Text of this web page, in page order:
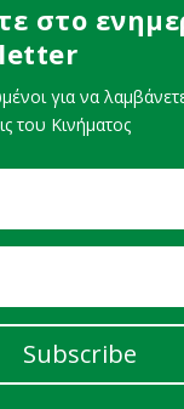
στο
για να
του Κινήματος
Subscribe